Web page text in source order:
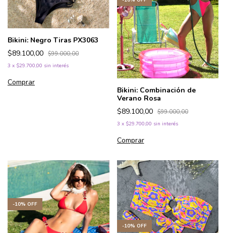
Bikini: Negro Tiras PX3063
$89.100,00 $99.000,00
3 x $29.700,00 sin interés
Comprar
Bikini: Combinación de
Verano Rosa
$89.100,00 $99.000,00
3 x $29.700,00 sin interés
Comprar
-10% OFF
-10% OFF